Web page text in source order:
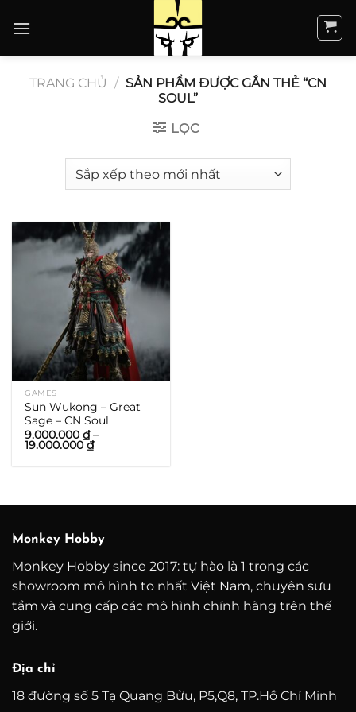
qua
TRANG CHỦ / SẢN PHẨM ĐƯỢC GẮN THẺ “CN
SOUL”
LỌC
GAMES
Sun Wukong – Great
Sage – CN Soul
9.000.000₫ –
19.000.000₫Khoảng
giá:
từ
Monkey Hobby
Monkey Hobby since 2017: tự hào là 1 trong các
showroom mô hình to nhất Việt Nam, chuyên sưu
tầm và cung cấp các mô hình chính hãng trên thế
giới.
Địa chỉ
18 đường số 5 Tạ Quang Bửu, P5,Q8, TP.Hồ Chí Minh